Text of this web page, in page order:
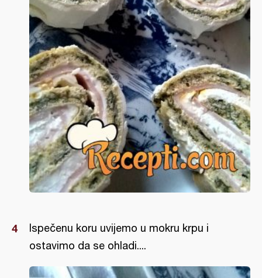
Ispečenu koru uvijemo u mokru krpu i
ostavimo da se ohladi....